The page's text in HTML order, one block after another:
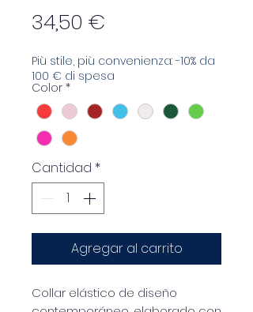
34,50 €
Più stile, più convenienza: -10% da
100 € di spesa
Color *
Cantidad *
Agregar al carrito
Collar elástico de diseño